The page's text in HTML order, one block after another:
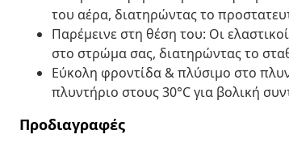
του αέρα, διατηρώντας το
Παρέμεινε στη θέση του: Οι
στο στρώμα σας, διατηρώντας το
Εύκολη φροντίδα & πλύσιμο στο
πλυντήριο στους 30°C για βολική
Προδιαγραφές